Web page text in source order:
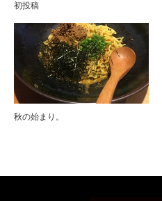
初投稿
秋の始まり。